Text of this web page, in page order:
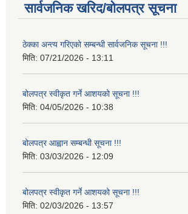
सार्वजनिक खरिद/बोलपत्र सूचना
ठेक्का अन्त्य गरिएको सम्बन्धी सार्वजनिक सूचना !!!
मिति: 07/21/2026 - 13:11
बोलपत्र स्वीकृत गर्ने आशयको सूचना !!!
मिति: 04/05/2026 - 10:38
बोलपत्र आह्वान सम्बन्धी सूचना !!!
मिति: 03/03/2026 - 12:09
बोलपत्र स्वीकृत गर्ने आशयको सूचना !!!
मिति: 02/03/2026 - 13:57